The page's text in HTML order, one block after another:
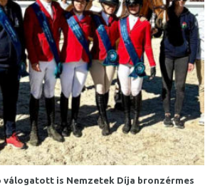
is Nemzetek Díja bronzérmes